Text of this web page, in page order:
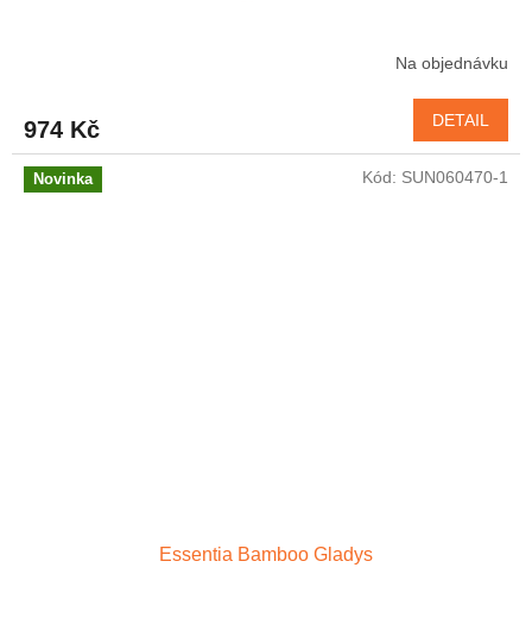
Na objednávku
974 Kč DETAIL
Novinka
Essentia Bamboo Gladys
Kód: SUN060470-1